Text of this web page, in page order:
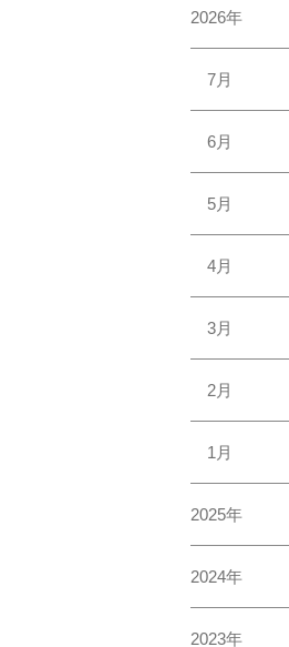
2026年
7月
6月
5月
4月
3月
2月
1月
2025年
2024年
2023年